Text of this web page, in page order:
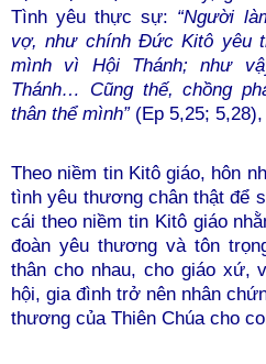
Tình yêu thực sự: “Người
vợ, như chính Đức Kitô yêu
mình vì Hội Thánh; như
Thánh… Cũng thế, chồng
thân thể mình”(Ep 5,25;
Theo niềm tin Kitô giáo, hôn
tình yêu thương chân thật để
cái theo niềm tin Kitô giáo
đoàn yêu thương và tôn
thân cho nhau, cho giáo xứ,
hội, gia đình trở nên nhân
thương của Thiên Chúa cho